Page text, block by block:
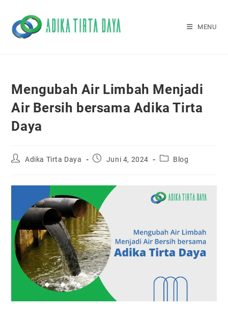
content
MENU
Mengubah Air Limbah Menjadi
Air Bersih bersama Adika Tirta
Daya
PostAdika Tirta Daya
Post Juni 4, 2024
PostBlog